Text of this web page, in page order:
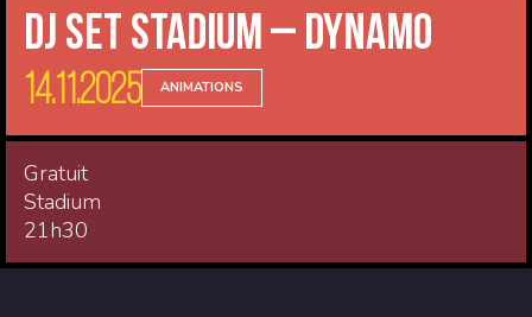
DJ Set Stadium – Dynamo
14.11.2025 ANIMATIONS
Gratuit
Stadium
21h30